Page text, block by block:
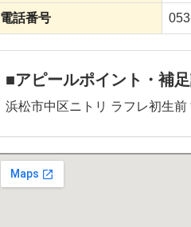
電話番号
■アピールポイント・補
浜松市中区ニトリ ラフレ初生